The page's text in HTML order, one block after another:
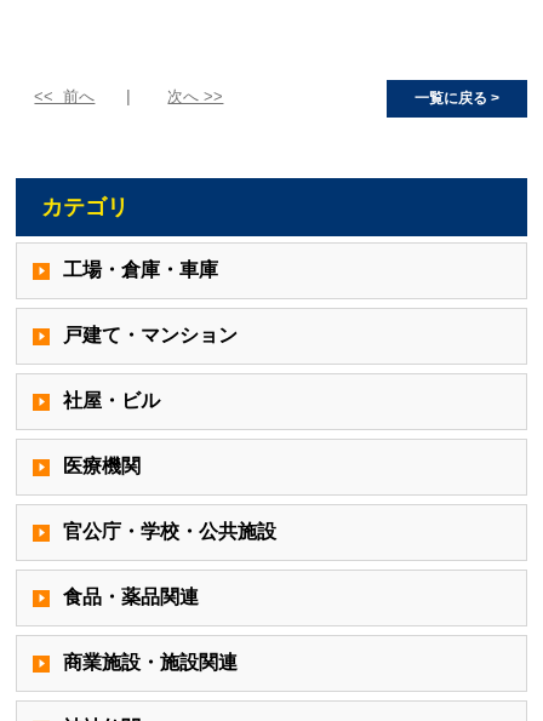
<< 前へ 次へ >> 一覧に戻る >
カテゴリ
工場・倉庫・車庫
戸建て・マンション
社屋・ビル
医療機関
官公庁・学校・公共施設
食品・薬品関連
商業施設・施設関連